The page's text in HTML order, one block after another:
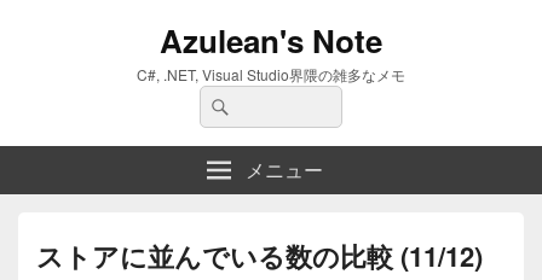
Azulean's Note
C#, .NET, Visual Studio界隈の雑多なメモ
検
索: 索
メニュー
ストアに並んでいる数の比較 (11/12)